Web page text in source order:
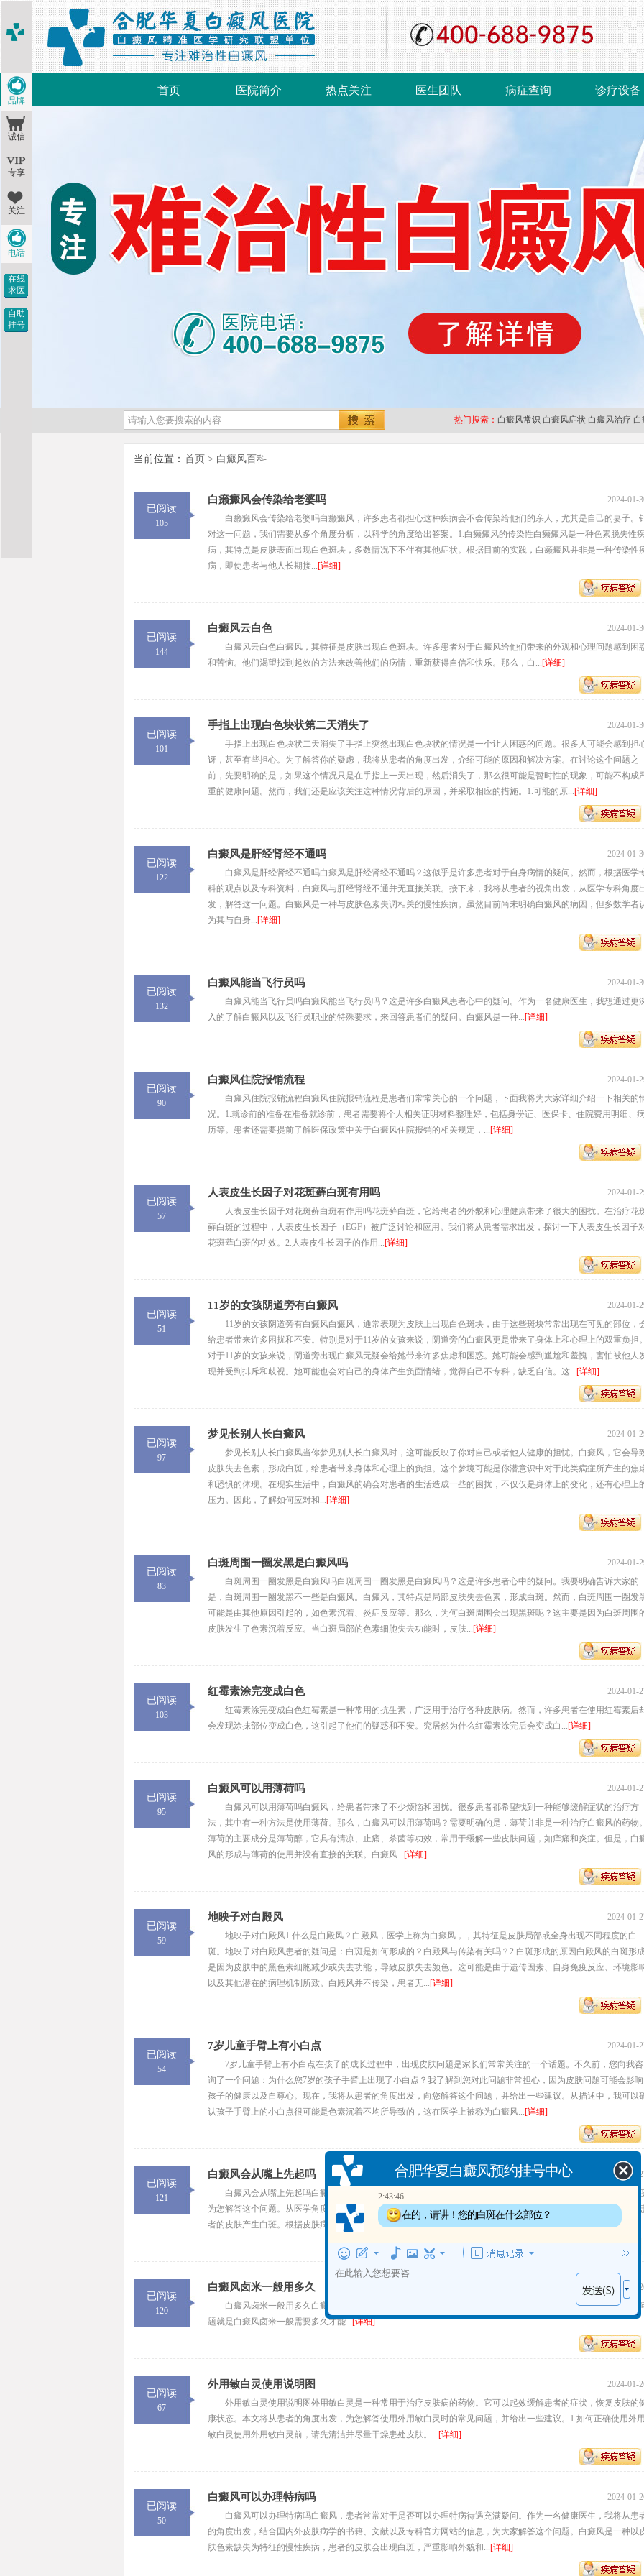
首页 医院简介 热点关注 医生团队 病症查询 诊疗设备
热门搜索： 白癜风常识 白癜风症状 白癜风治疗 白
当前位置： 首页 > 白癜风百科
已阅读
105
白癞癜风会传染给老婆吗
2024-01-
白癞癜风会传染给老婆吗白癞癜风，许多患者都担心这种疾病会不会传染给他们的亲人，尤其是自己的妻子。
对这一问题，我们需要从多个角度分析，以科学的角度给出答案。1.白癞癜风的传染性白癞癜风是一种色素脱失性
病，其特点是皮肤表面出现白色斑块，多数情况下不伴有其他症状。根据目前的实践，白癞癜风并非是一种传染性
病，即使患者与他人长期接...[详细]
已阅读
144
白癜风云白色
2024-01-
白癜风云白色白癜风，其特征是皮肤出现白色斑块。许多患者对于白癜风给他们带来的外观和心理问题感到困
和苦恼。他们渴望找到起效的方法来改善他们的病情，重新获得自信和快乐。那么，白...[详细]
已阅读
101
手指上出现白色块状第二天消失了
2024-01-
手指上出现白色块状二天消失了手指上突然出现白色块状的情况是一个让人困惑的问题。很多人可能会感到担
讶，甚至有些担心。为了解答你的疑虑，我将从患者的角度出发，介绍可能的原因和解决方案。在讨论这个问题之
前，先要明确的是，如果这个情况只是在手指上一天出现，然后消失了，那么很可能是暂时性的现象，可能不构成
重的健康问题。然而，我们还是应该关注这种情况背后的原因，并采取相应的措施。1.可能的原...[详细]
已阅读
122
白癜风是肝经肾经不通吗
2024-01-
白癜风是肝经肾经不通吗白癜风是肝经肾经不通吗？这似乎是许多患者对于自身病情的疑问。然而，根据医学
科的观点以及专科资料，白癜风与肝经肾经不通并无直接关联。接下来，我将从患者的视角出发，从医学专科角度
发，解答这一问题。白癜风是一种与皮肤色素失调相关的慢性疾病。虽然目前尚未明确白癜风的病因，但多数学者
为其与自身...[详细]
已阅读
132
白癜风能当飞行员吗
2024-01-
白癜风能当飞行员吗白癜风能当飞行员吗？这是许多白癜风患者心中的疑问。作为一名健康医生，我想通过更
入的了解白癜风以及飞行员职业的特殊要求，来回答患者们的疑问。白癜风是一种...[详细]
已阅读
90
白癜风住院报销流程
2024-01-
白癜风住院报销流程白癜风住院报销流程是患者们常常关心的一个问题，下面我将为大家详细介绍一下相关的
况。1.就诊前的准备在准备就诊前，患者需要将个人相关证明材料整理好，包括身份证、医保卡、住院费用明细、病
历等。患者还需要提前了解医保政策中关于白癜风住院报销的相关规定，...[详细]
已阅读
57
人表皮生长因子对花斑藓白斑有用吗
2024-01-
人表皮生长因子对花斑藓白斑有作用吗花斑藓白斑，它给患者的外貌和心理健康带来了很大的困扰。在治疗花
藓白斑的过程中，人表皮生长因子（EGF）被广泛讨论和应用。我们将从患者需求出发，探讨一下人表皮生长因子
花斑藓白斑的功效。2.人表皮生长因子的作用...[详细]
已阅读
51
11岁的女孩阴道旁有白癜风
2024-01-
11岁的女孩阴道旁有白癜风白癜风，通常表现为皮肤上出现白色斑块，由于这些斑块常常出现在可见的部位，
给患者带来许多困扰和不安。特别是对于11岁的女孩来说，阴道旁的白癜风更是带来了身体上和心理上的双重负担。
对于11岁的女孩来说，阴道旁出现白癜风无疑会给她带来许多焦虑和困惑。她可能会感到尴尬和羞愧，害怕被他人
现并受到排斥和歧视。她可能也会对自己的身体产生负面情绪，觉得自己不专科，缺乏自信。这...[详细]
已阅读
97
梦见长别人长白癜风
2024-01-
梦见长别人长白癜风当你梦见别人长白癜风时，这可能反映了你对自己或者他人健康的担忧。白癜风，它会导
皮肤失去色素，形成白斑，给患者带来身体和心理上的负担。这个梦境可能是你潜意识中对于此类病症所产生的焦
和恐惧的体现。在现实生活中，白癜风的确会对患者的生活造成一些的困扰，不仅仅是身体上的变化，还有心理上
压力。因此，了解如何应对和...[详细]
已阅读
83
白斑周围一圈发黑是白癜风吗
2024-01-
白斑周围一圈发黑是白癜风吗白斑周围一圈发黑是白癜风吗？这是许多患者心中的疑问。我要明确告诉大家的
是，白斑周围一圈发黑不一些是白癜风。白癜风，其特点是局部皮肤失去色素，形成白斑。然而，白斑周围一圈发
可能是由其他原因引起的，如色素沉着、炎症反应等。那么，为何白斑周围会出现黑斑呢？这主要是因为白斑周围
皮肤发生了色素沉着反应。当白斑局部的色素细胞失去功能时，皮肤...[详细]
已阅读
103
红霉素涂完变成白色
2024-01-
红霉素涂完变成白色红霉素是一种常用的抗生素，广泛用于治疗各种皮肤病。然而，许多患者在使用红霉素后
会发现涂抹部位变成白色，这引起了他们的疑惑和不安。究居然为什么红霉素涂完后会变成白...[详细]
已阅读
95
白癜风可以用薄荷吗
2024-01-
白癜风可以用薄荷吗白癜风，给患者带来了不少烦恼和困扰。很多患者都希望找到一种能够缓解症状的治疗方
法，其中有一种方法是使用薄荷。那么，白癜风可以用薄荷吗？需要明确的是，薄荷并非是一种治疗白癜风的药物。
薄荷的主要成分是薄荷醇，它具有清凉、止痛、杀菌等功效，常用于缓解一些皮肤问题，如痒痛和炎症。但是，白
风的形成与薄荷的使用并没有直接的关联。白癜风...[详细]
已阅读
59
地映子对白殿风
2024-01-
地映子对白殿风1.什么是白殿风？白殿风，医学上称为白癜风，，其特征是皮肤局部或全身出现不同程度的白
斑。地映子对白殿风患者的疑问是：白斑是如何形成的？白殿风与传染有关吗？2.白斑形成的原因白殿风的白斑形
是因为皮肤中的黑色素细胞减少或失去功能，导致皮肤失去颜色。这可能是由于遗传因素、自身免疫反应、环境影
以及其他潜在的病理机制所致。白殿风并不传染，患者无...[详细]
已阅读
54
7岁儿童手臂上有小白点
2024-01-
7岁儿童手臂上有小白点在孩子的成长过程中，出现皮肤问题是家长们常常关注的一个话题。不久前，您向我咨
询了一个问题：为什么您7岁的孩子手臂上出现了小白点？我了解到您对此问题非常担心，因为皮肤问题可能会影响
孩子的健康以及自尊心。现在，我将从患者的角度出发，向您解答这个问题，并给出一些建议。从描述中，我可以
认孩子手臂上的小白点很可能是色素沉着不均所导致的，这在医学上被称为白癜风...[详细]
已阅读
121
白癜风会从嘴上先起吗
2024-01-
白癜风会从嘴上先起吗白癜风，患者常常关心这个问题：白癜风会从嘴上先起吗？下面，我将以健康医生的角
为您解答这个问题。从医学角度来看，白癜风的发病机制是由于皮肤中的黑色素细胞受损或缺乏而引起的。这使得
者的皮肤产生白斑。根据皮肤病学的相关实践和医学观察，白癜风通常先在面部出现，尤其是在嘴唇周...
[详细]
已阅读
120
白癜风卤米一般用多久
2024-01-
白癜风卤米一般用多久白癜风，给患者带来了不少困扰和痛苦。在治疗白癜风的过程中，很多患者关心的一个
题就是白癜风卤米一般需要多久才能...[详细]
已阅读
67
外用敏白灵使用说明图
2024-01-
外用敏白灵使用说明图外用敏白灵是一种常用于治疗皮肤病的药物。它可以起效缓解患者的症状，恢复皮肤的
康状态。本文将从患者的角度出发，为您解答使用外用敏白灵时的常见问题，并给出一些建议。1.如何正确使用外用
敏白灵使用外用敏白灵前，请先清洁并尽量干燥患处皮肤。...[详细]
已阅读
50
白癜风可以办理特病吗
2024-01-
白癜风可以办理特病吗白癜风，患者常常对于是否可以办理特病待遇充满疑问。作为一名健康医生，我将从患
的角度出发，结合国内外皮肤病学的书籍、文献以及专科官方网站的信息，为大家解答这个问题。白癜风是一种以
肤色素缺失为特征的慢性疾病，患者的皮肤会出现白斑，严重影响外貌和...[详细]
品牌
诚信
专享
关注
电话
在线
求医
自助
挂号
2:43:46
在的，请讲！您的白斑在什么部位？
2:43:48
出现白斑多长时间了？